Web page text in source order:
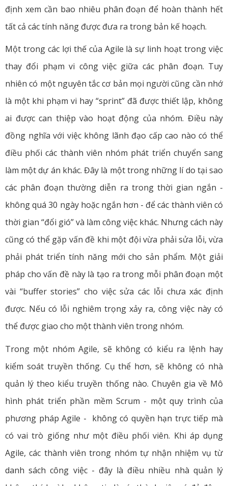
định xem cần bao nhiêu phân đoạn để hoàn thành hết
tất cả các tính năng được đưa ra trong bản kế hoạch.
Một trong các lợi thế của Agile là sự linh hoạt trong việc
thay đổi phạm vi công việc giữa các phân đoạn. Tuy
nhiên có một nguyên tắc cơ bản mọi người cũng cần nhớ
là một khi phạm vi hay “sprint” đã được thiết lập, không
ai được can thiệp vào hoạt động của nhóm. Điều này
đồng nghĩa với việc không lãnh đạo cấp cao nào có thể
điều phối các thành viên nhóm phát triển chuyển sang
làm một dự án khác. Đây là một trong những lí do tại sao
các phân đoạn thường diễn ra trong thời gian ngắn -
không quá 30 ngày hoặc ngắn hơn - để các thành viên có
thời gian “đổi gió” và làm công việc khác. Nhưng cách này
cũng có thể gặp vấn đề khi một đội vừa phải sửa lỗi, vừa
phải phát triển tính năng mới cho sản phẩm. Một giải
pháp cho vấn đề này là tạo ra trong mỗi phân đoạn một
vài “buffer stories” cho việc sửa các lỗi chưa xác định
được. Nếu có lỗi nghiêm trọng xảy ra, công việc này có
thể được giao cho một thành viên trong nhóm.
Trong một nhóm Agile, sẽ không có kiểu ra lệnh hay
kiểm soát truyền thống. Cụ thể hơn, sẽ không có nhà
quản lý theo kiểu truyền thống nào. Chuyên gia về Mô
hình phát triển phần mềm Scrum - một quy trình của
phương pháp Agile - không có quyền hạn trực tiếp mà
có vai trò giống như một điều phối viên. Khi áp dụng
Agile, các thành viên trong nhóm tự nhận nhiệm vụ từ
danh sách công việc - đây là điều nhiều nhà quản lý